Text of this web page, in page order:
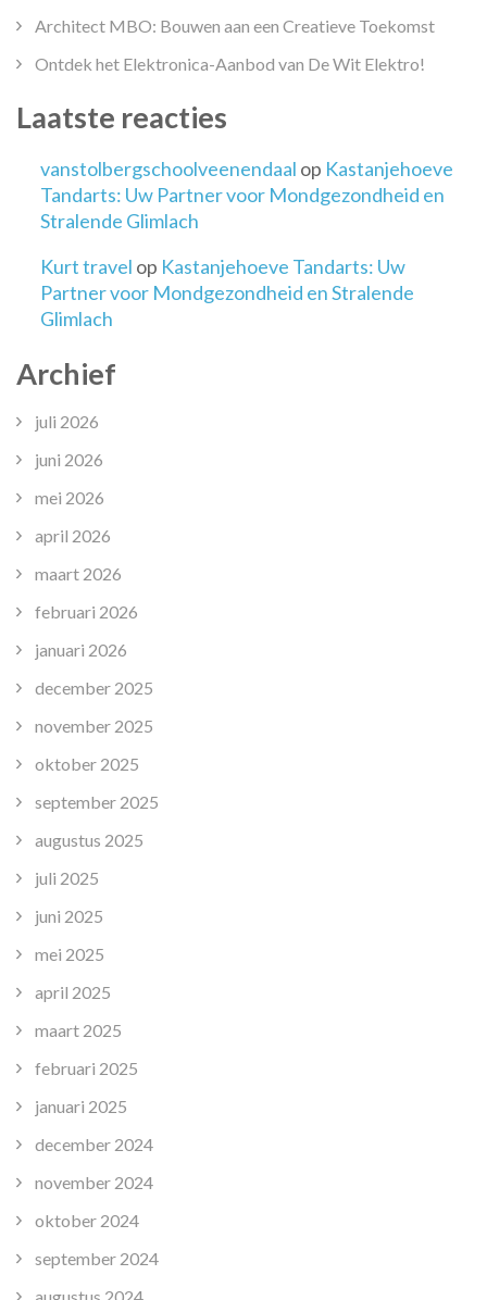
Architect MBO: Bouwen aan een Creatieve Toekomst
Ontdek het Elektronica-Aanbod van De Wit Elektro!
Laatste reacties
vanstolbergschoolveenendaal op Kastanjehoeve
Tandarts: Uw Partner voor Mondgezondheid en
Stralende Glimlach
Kurt travel op Kastanjehoeve Tandarts: Uw
Partner voor Mondgezondheid en Stralende
Glimlach
Archief
juli 2026
juni 2026
mei 2026
april 2026
maart 2026
februari 2026
januari 2026
december 2025
november 2025
oktober 2025
september 2025
augustus 2025
juli 2025
juni 2025
mei 2025
april 2025
maart 2025
februari 2025
januari 2025
december 2024
november 2024
oktober 2024
september 2024